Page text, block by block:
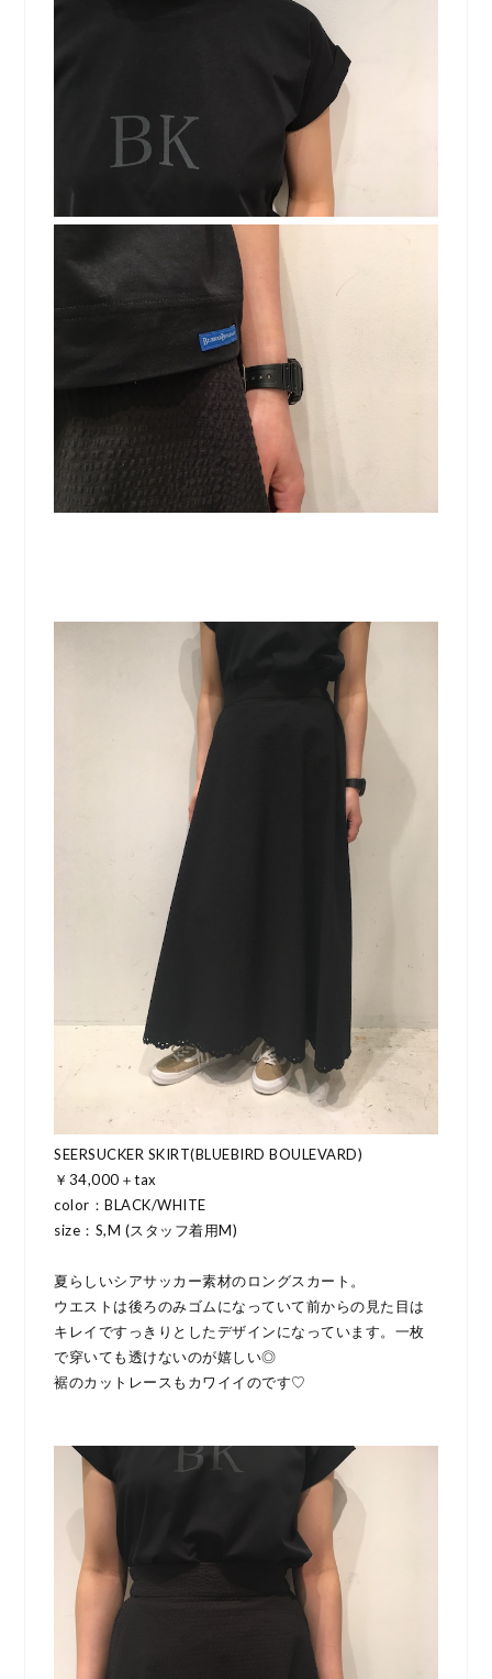
SEERSUCKER SKIRT(BLUEBIRD BOULEVARD)
￥34,000＋tax
color：BLACK/WHITE
size：S,M (スタッフ着用M)
夏らしいシアサッカー素材のロングスカート。
ウエストは後ろのみゴムになっていて前からの見た目は
キレイですっきりとしたデザインになっています。一枚
で穿いても透けないのが嬉しい◎
裾のカットレースもカワイイのです♡